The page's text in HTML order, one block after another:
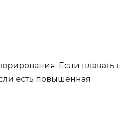
Если плавать
есть повышенная